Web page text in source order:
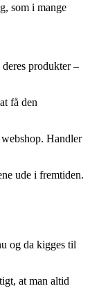
som i mange
produkter –
få den
Handler
ude i fremtiden.
og da kigges til
at man altid